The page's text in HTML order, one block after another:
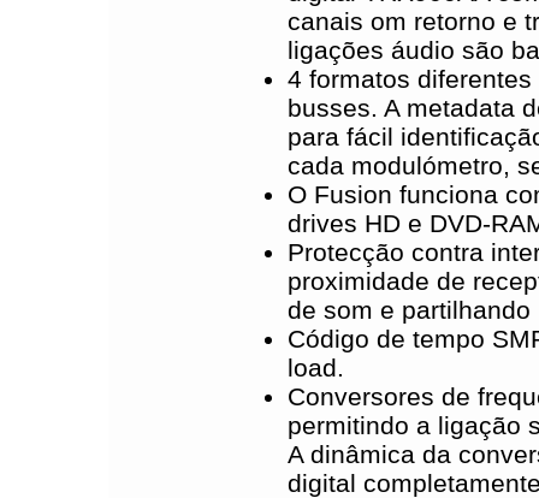
canais om retorno e
ligações áudio são
4 formatos
busses. A metadata
para fácil
cada modulómetro,
O Fusion funciona
drives HD e DVD-
Protecção contra
proximidade de
de som e
Código de tempo
load.
Conversores de
permitindo a ligação
A dinâmica da
digital